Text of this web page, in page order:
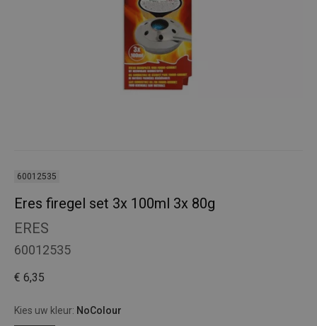
60012535
Eres firegel set 3x 100ml 3x 80g
ERES
60012535
€ 6,35
Kies uw kleur: NoColour